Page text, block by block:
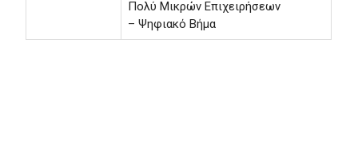
Πολύ Μικρών Επιχειρήσεων
– Ψηφιακό Βήμα